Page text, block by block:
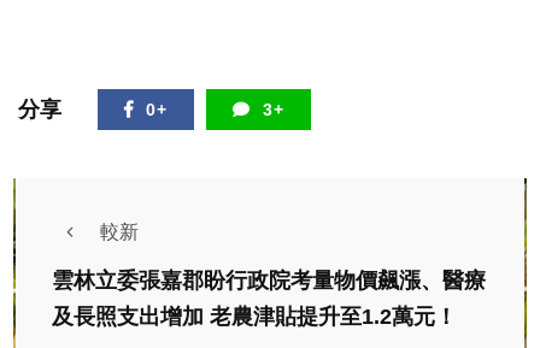
分享 0+ 3+
較新
雲林立委張嘉郡盼行政院考量物價飆漲、醫療
及長照支出增加 老農津貼提升至1.2萬元！